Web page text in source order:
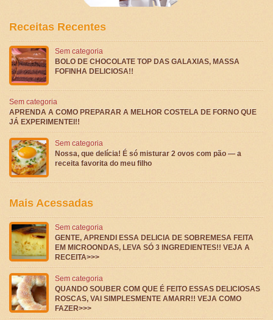
Receitas Recentes
Sem categoria
BOLO DE CHOCOLATE TOP DAS GALAXIAS, MASSA
FOFINHA DELICIOSA!!
Sem categoria
APRENDA A COMO PREPARAR A MELHOR COSTELA DE FORNO QUE
JÁ EXPERIMENTEI!!
Sem categoria
Nossa, que delícia! É só misturar 2 ovos com pão — a
receita favorita do meu filho
Mais Acessadas
Sem categoria
GENTE, APRENDI ESSA DELICIA DE SOBREMESA FEITA
EM MICROONDAS, LEVA SÓ 3 INGREDIENTES!! VEJA A
RECEITA>>>
Sem categoria
QUANDO SOUBER COM QUE É FEITO ESSAS DELICIOSAS
ROSCAS, VAI SIMPLESMENTE AMARR!! VEJA COMO
FAZER>>>